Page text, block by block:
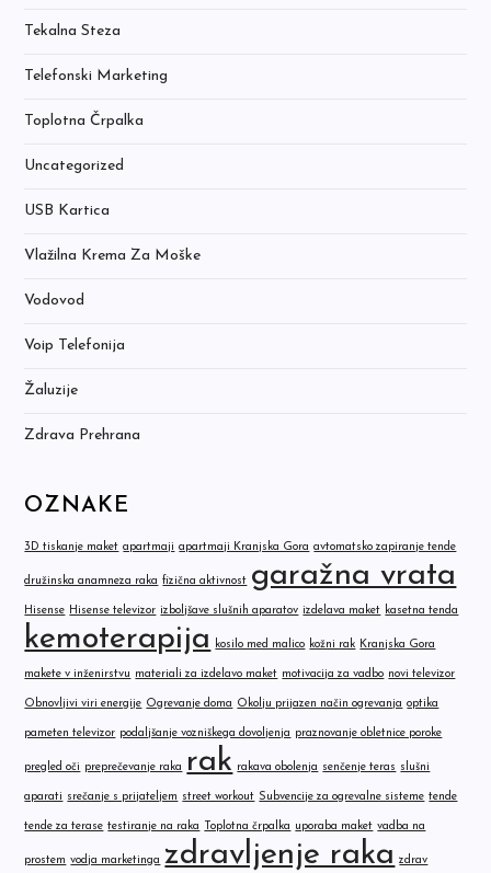
Tekalna Steza
Telefonski Marketing
Toplotna Črpalka
Uncategorized
USB Kartica
Vlažilna Krema Za Moške
Vodovod
Voip Telefonija
Žaluzije
Zdrava Prehrana
OZNAKE
3D tiskanje maket apartmaji apartmaji Kranjska Gora avtomatsko zapiranje tende
družinska anamneza raka fizična aktivnost garažna vrata
Hisense Hisense televizor izboljšave slušnih aparatov izdelava maket kasetna tenda
kemoterapija kosilo med malico kožni rak Kranjska Gora
makete v inženirstvu materiali za izdelavo maket motivacija za vadbo novi televizor
Obnovljivi viri energije Ogrevanje doma Okolju prijazen način ogrevanja optika
pameten televizor podaljšanje vozniškega dovoljenja praznovanje obletnice poroke
pregled oči preprečevanje raka rak rakava obolenja senčenje teras slušni
aparati srečanje s prijateljem street workout Subvencije za ogrevalne sisteme tende
tende za terase testiranje na raka Toplotna črpalka uporaba maket vadba na
prostem vodja marketinga zdravljenje raka zdrav